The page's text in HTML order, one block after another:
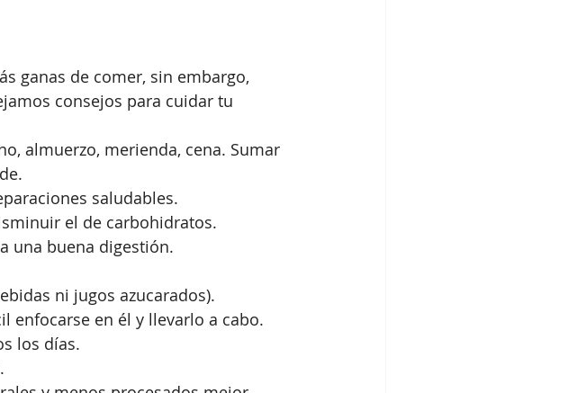
ganas de comer, sin embargo,
consejos para cuidar tu
almuerzo, merienda, cena. Sumar
saludables.
el de carbohidratos.
una buena digestión.
ni jugos azucarados).
enfocarse en él y llevarlo a cabo.
los días.